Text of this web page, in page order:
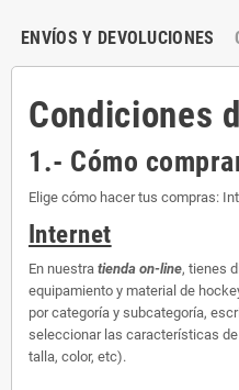
ENVÍOS Y DEVOLUCIONES
Condiciones
1.- Cómo
Elige cómo hacer tus compras:
Internet
En nuestra tienda on-line, tienes
equipamiento y material de
por categoría y subcategoría,
seleccionar las características
talla, color, etc).